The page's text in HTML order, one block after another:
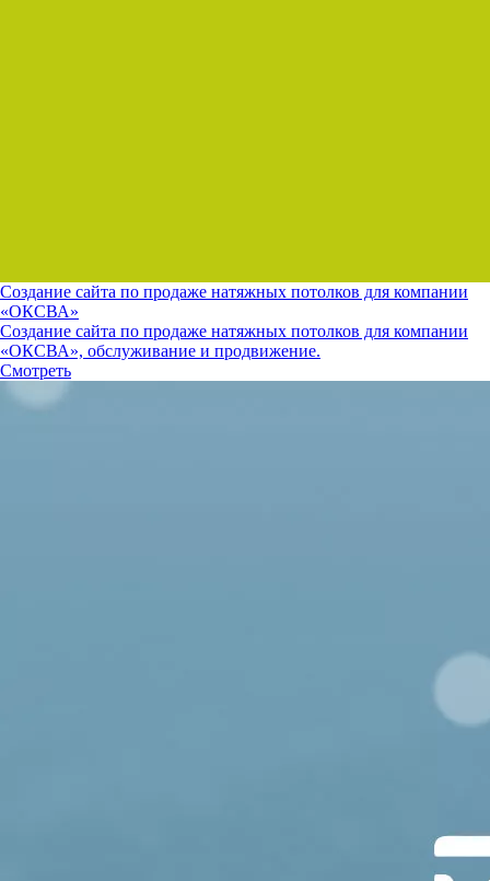
Создание сайта по продаже натяжных потолков для компании
«ОКСВА»
Создание сайта по продаже натяжных потолков для компании
«ОКСВА», обслуживание и продвижение.
Смотреть